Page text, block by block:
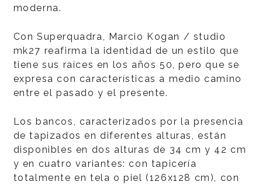
moderna.
Con Superquadra, Marcio Kogan / studio
mk27 reafirma la identidad de un estilo que
tiene sus raíces en los años 50, pero que se
expresa con características a medio camino
entre el pasado y el presente.
Los bancos, caracterizados por la presencia
de tapizados en diferentes alturas, están
disponibles en dos alturas de 34 cm y 42 cm
y en cuatro variantes: con tapicería
totalmente en tela o piel (126x128 cm), con